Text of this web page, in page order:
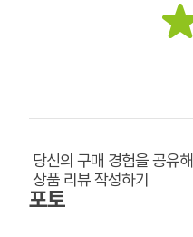
당신의 구매 경험을 공유
상품 리뷰 작성하기
포토